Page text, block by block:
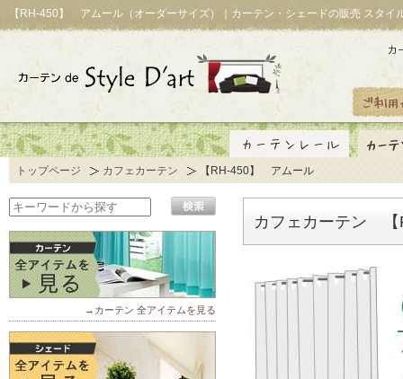
【RH-450】 アムール（オーダーサイズ）｜カーテン・シェードの販売 スタイ
トップページ カフェカーテン 【RH-450】 アムール
カフェカーテン
→カーテン 全アイテムを見る